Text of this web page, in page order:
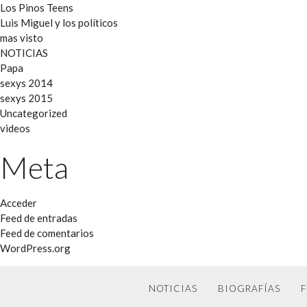
Los Pinos Teens
Luis Miguel y los políticos
mas visto
NOTICIAS
Papa
sexys 2014
sexys 2015
Uncategorized
videos
Meta
Acceder
Feed de entradas
Feed de comentarios
WordPress.org
NOTICIAS BIOGRAFÍAS